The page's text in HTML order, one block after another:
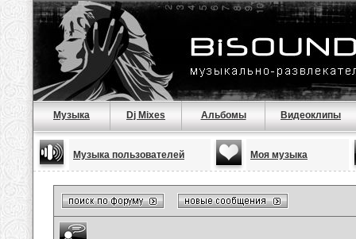
Музыка Dj Mixes Альбомы Видеоклипы
Музыка пользователей Моя музыка